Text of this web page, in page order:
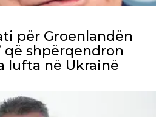
për Groenlandën
që shpërqendron
lufta në Ukrainë